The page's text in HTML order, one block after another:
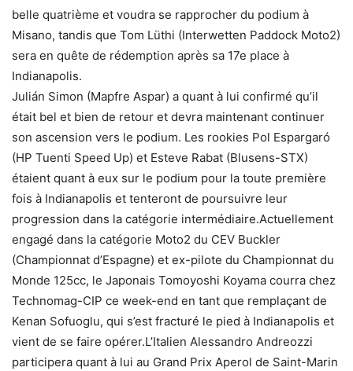
belle quatrième et voudra se rapprocher du podium à
Misano, tandis que Tom Lüthi (Interwetten Paddock Moto2)
sera en quête de rédemption après sa 17e place à
Indianapolis.
Julián Simon (Mapfre Aspar) a quant à lui confirmé qu’il
était bel et bien de retour et devra maintenant continuer
son ascension vers le podium. Les rookies Pol Espargaró
(HP Tuenti Speed Up) et Esteve Rabat (Blusens-STX)
étaient quant à eux sur le podium pour la toute première
fois à Indianapolis et tenteront de poursuivre leur
progression dans la catégorie intermédiaire.Actuellement
engagé dans la catégorie Moto2 du CEV Buckler
(Championnat d’Espagne) et ex-pilote du Championnat du
Monde 125cc, le Japonais Tomoyoshi Koyama courra chez
Technomag-CIP ce week-end en tant que remplaçant de
Kenan Sofuoglu, qui s’est fracturé le pied à Indianapolis et
vient de se faire opérer.L’Italien Alessandro Andreozzi
participera quant à lui au Grand Prix Aperol de Saint-Marin